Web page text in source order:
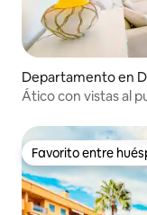
Departamento en
Ático con vistas al
Favorito entre
Favorito entre